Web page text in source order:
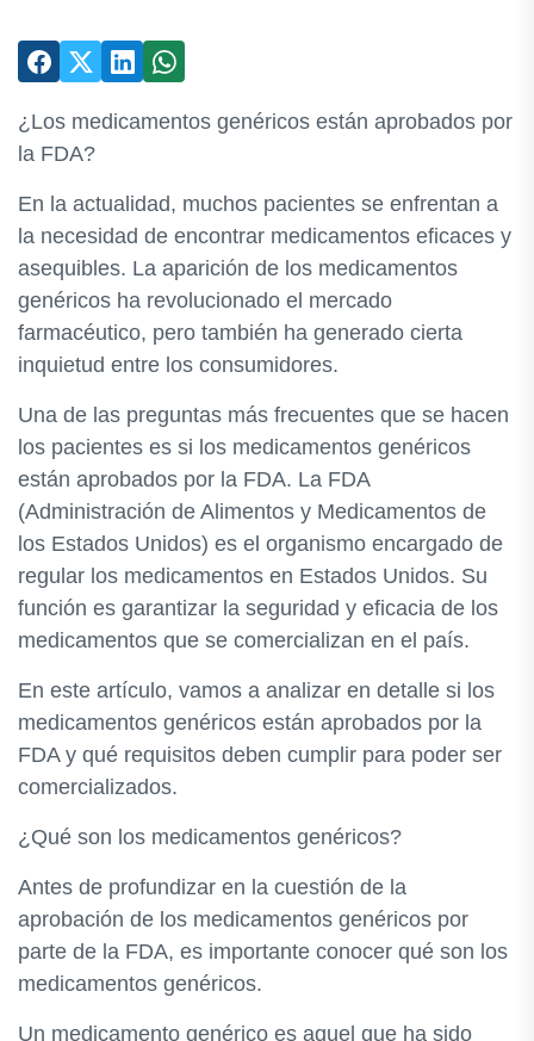
¿Los medicamentos genéricos están aprobados por
la FDA?
En la actualidad, muchos pacientes se enfrentan a
la necesidad de encontrar medicamentos eficaces y
asequibles. La aparición de los medicamentos
genéricos ha revolucionado el mercado
farmacéutico, pero también ha generado cierta
inquietud entre los consumidores.
Una de las preguntas más frecuentes que se hacen
los pacientes es si los medicamentos genéricos
están aprobados por la FDA. La FDA
(Administración de Alimentos y Medicamentos de
los Estados Unidos) es el organismo encargado de
regular los medicamentos en Estados Unidos. Su
función es garantizar la seguridad y eficacia de los
medicamentos que se comercializan en el país.
En este artículo, vamos a analizar en detalle si los
medicamentos genéricos están aprobados por la
FDA y qué requisitos deben cumplir para poder ser
comercializados.
¿Qué son los medicamentos genéricos?
Antes de profundizar en la cuestión de la
aprobación de los medicamentos genéricos por
parte de la FDA, es importante conocer qué son los
medicamentos genéricos.
Un medicamento genérico es aquel que ha sido